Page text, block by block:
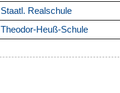
Staatl. Realschule
Theodor-Heuß-Schule